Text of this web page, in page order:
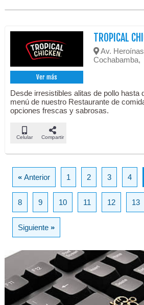
Ver más
TROPICAL
Av.
Cochabamba,
Desde irresistibles alitas de pollo hasta
menú de nuestro Restaurante de
opciones frescas y sabrosas.
Celular Compartir
«Anterior 1 2 3 4
8 9 10 11 12 13
Siguiente»